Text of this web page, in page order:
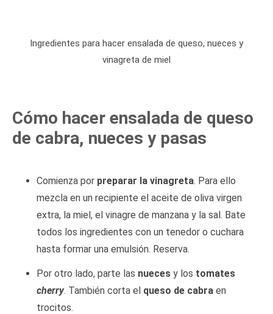
Ingredientes para hacer ensalada de queso, nueces y
vinagreta de miel
Cómo hacer ensalada de queso
de cabra, nueces y pasas
Comienza por preparar la vinagreta. Para ello
mezcla en un recipiente el aceite de oliva virgen
extra, la miel, el vinagre de manzana y la sal. Bate
todos los ingredientes con un tenedor o cuchara
hasta formar una emulsión. Reserva.
Por otro lado, parte las nueces y los tomates
cherry. También corta el queso de cabra en
trocitos.